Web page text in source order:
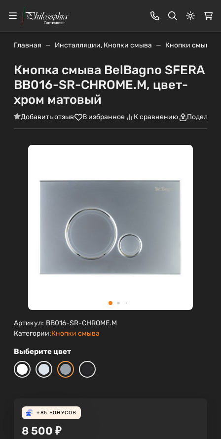
Главная Инсталляции, Кнопки смыва Кнопки смыва
Кнопка смыва BelBagno SFERA
BB016-SR-CHROME.M, цвет-
хром матовый
Добавить отзыв В избранное К сравнению
Артикул: BB016-SR-CHROME.M
Категории:Кнопки смыва
Выберите цвет
+85 БОНУСОВ
8 500 ₽